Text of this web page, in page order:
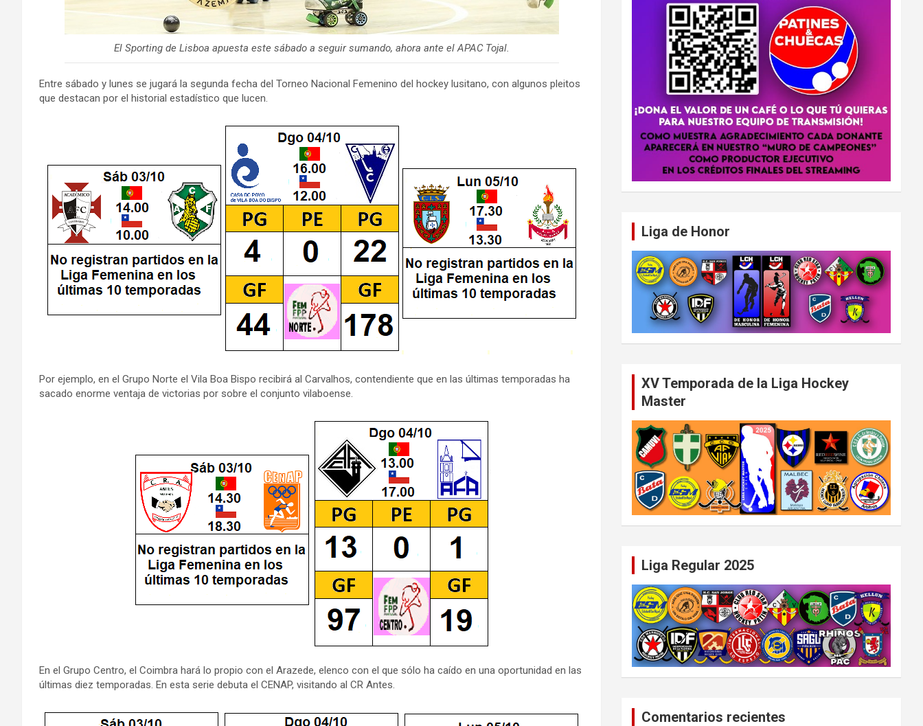
El Sporting de Lisboa apuesta este sábado a seguir sumando, ahora ante el APAC Tojal.
Entre sábado y lunes se jugará la segunda fecha del Torneo Nacional Femenino del hockey lusitano, con algunos pleitos
que destacan por el historial estadístico que lucen.
Por ejemplo, en el Grupo Norte el Vila Boa Bispo recibirá al Carvalhos, contendiente que en las últimas temporadas ha
sacado enorme ventaja de victorias por sobre el conjunto vilaboense.
En el Grupo Centro, el Coimbra hará lo propio con el Arazede, elenco con el que sólo ha caído en una oportunidad en las
últimas diez temporadas. En esta serie debuta el CENAP, visitando al CR Antes.
Liga de Honor
XV Temporada de la Liga Hockey
Master
Liga Regular 2025
Comentarios recientes